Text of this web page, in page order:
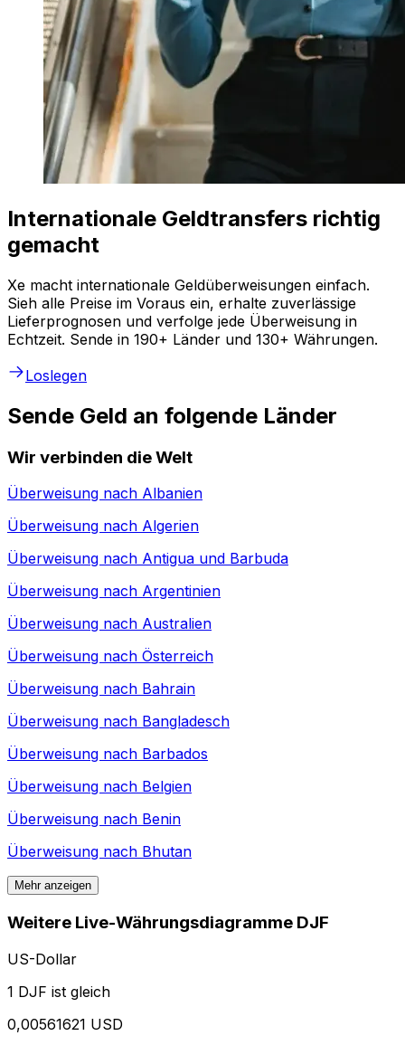
Internationale Geldtransfers richtig
gemacht
Xe macht internationale Geldüberweisungen einfach.
Sieh alle Preise im Voraus ein, erhalte zuverlässige
Lieferprognosen und verfolge jede Überweisung in
Echtzeit. Sende in 190+ Länder und 130+ Währungen.
Loslegen
Sende Geld an folgende Länder
Wir verbinden die Welt
Überweisung nach Albanien
Überweisung nach Algerien
Überweisung nach Antigua und Barbuda
Überweisung nach Argentinien
Überweisung nach Australien
Überweisung nach Österreich
Überweisung nach Bahrain
Überweisung nach Bangladesch
Überweisung nach Barbados
Überweisung nach Belgien
Überweisung nach Benin
Überweisung nach Bhutan
Mehr anzeigen
Weitere Live-Währungsdiagramme DJF
US-Dollar
1 DJF ist gleich
0,00561621 USD